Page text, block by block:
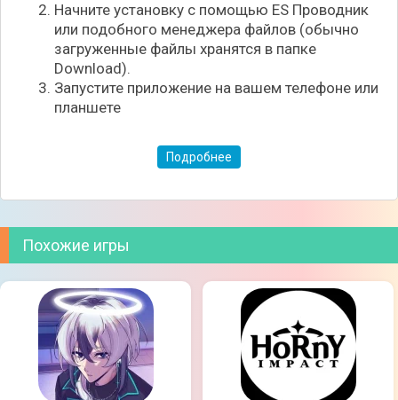
Начните установку с помощью ES Проводник
или подобного менеджера файлов (обычно
загруженные файлы хранятся в папке
Download).
Запустите приложение на вашем телефоне или
планшете
Подробнее
Похожие игры